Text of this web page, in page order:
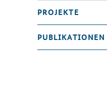
PROJEKTE
PUBLIKATIONEN